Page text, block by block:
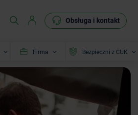
Obsługa i kontakt
Firma Bezpieczni z CUK